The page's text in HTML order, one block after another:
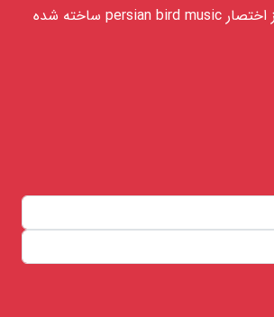
pbmusic است و از اختصار persian bird music ساخته شده